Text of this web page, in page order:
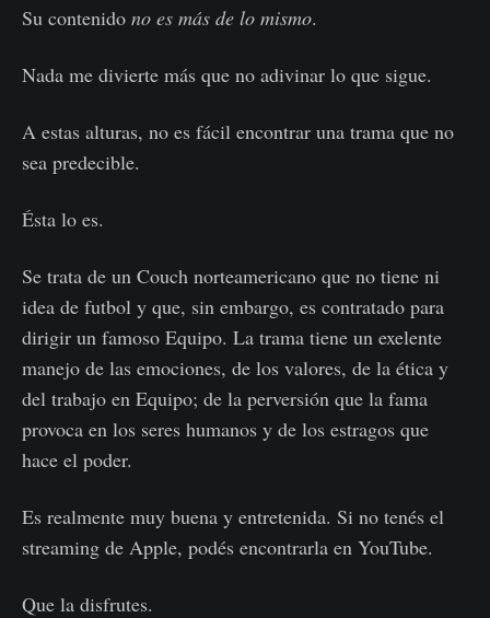
Su contenido no es más de lo mismo.
Nada me divierte más que no adivinar lo que sigue.
A estas alturas, no es fácil encontrar una trama que no
sea predecible.
Ésta lo es.
Se trata de un Couch norteamericano que no tiene ni
idea de futbol y que, sin embargo, es contratado para
dirigir un famoso Equipo. La trama tiene un exelente
manejo de las emociones, de los valores, de la ética y
del trabajo en Equipo; de la perversión que la fama
provoca en los seres humanos y de los estragos que
hace el poder.
Es realmente muy buena y entretenida. Si no tenés el
streaming de Apple, podés encontrarla en YouTube.
Que la disfrutes.